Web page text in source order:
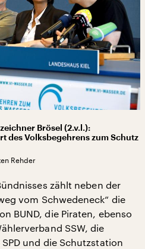
Brösel (2.v.l.):
des Volksbegehrens zum Schutz
Rehder
zählt neben der
vom Schwedeneck“ die
BUND, die Piraten, ebenso
SSW, die
und die Schutzstation